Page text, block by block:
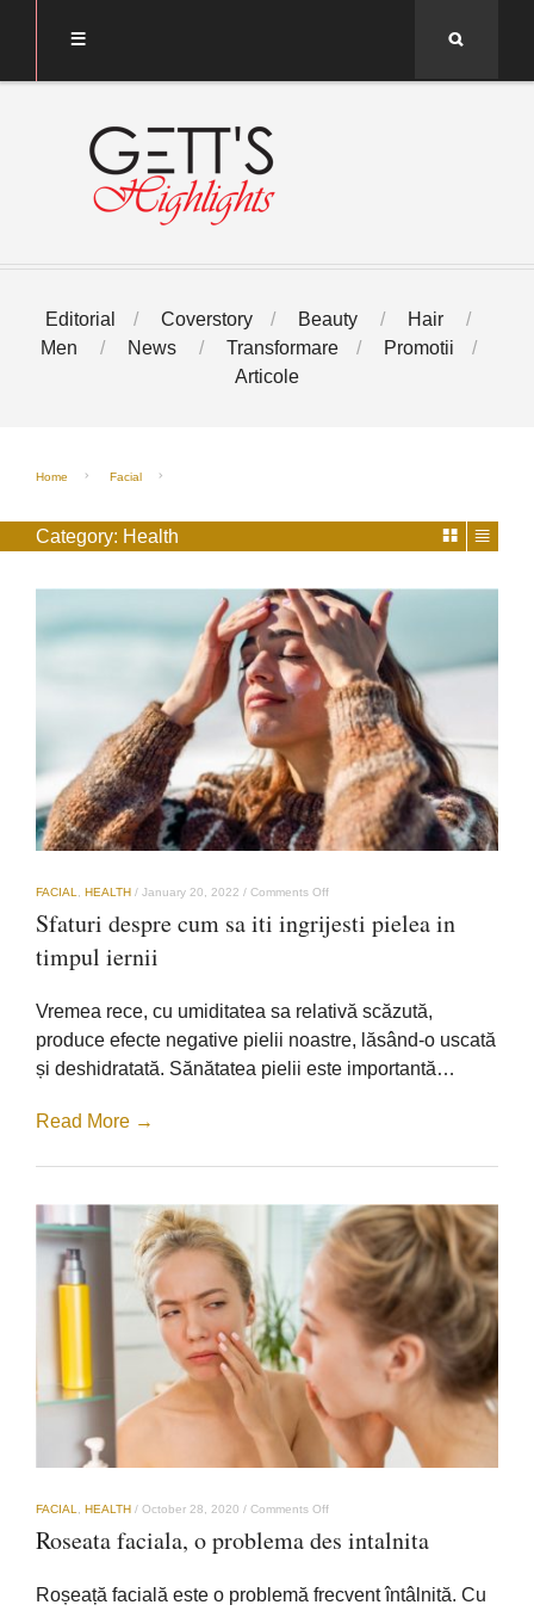
Editorial Coverstory Beauty
Hair
Men
News Transformare
Promotii
Articole
Home Facial
Category: Health
FACIAL, HEALTH / January 20, 2022 / Comments Offon
despre
pielea
in
timpul
iernii
Sfaturi despre cum sa iti ingrijesti pielea in
timpul iernii
Vremea rece, cu umiditatea sa relativă scăzută,
produce efecte negative pielii noastre, lăsând-o uscată
și deshidratată. Sănătatea pielii este importantă…
Read More →
FACIAL HEALTH / October 28, 2020 / Comments Offon
faciala,
des
Roseata faciala, o problema des intalnita
Roșeață facială este o problemă frecvent întâlnită. Cu